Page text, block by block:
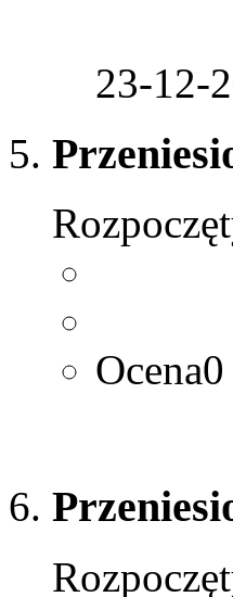
23-12-